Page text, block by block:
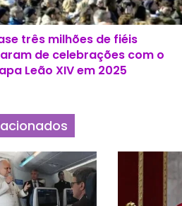
três milhões de fiéis
de celebrações com o
Leão XIV em 2025